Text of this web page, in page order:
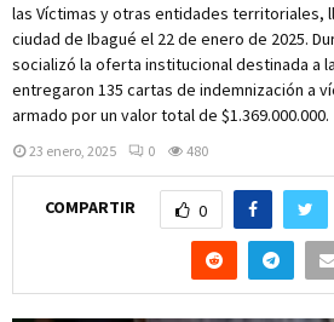
las Víctimas y otras entidades territoriales,
ciudad de Ibagué el 22 de enero de 2025.
socializó la oferta institucional destinada a
entregaron 135 cartas de indemnización a
armado por un valor total de $1.369.000.000.
23 enero, 2025 0 480
COMPARTIR 0